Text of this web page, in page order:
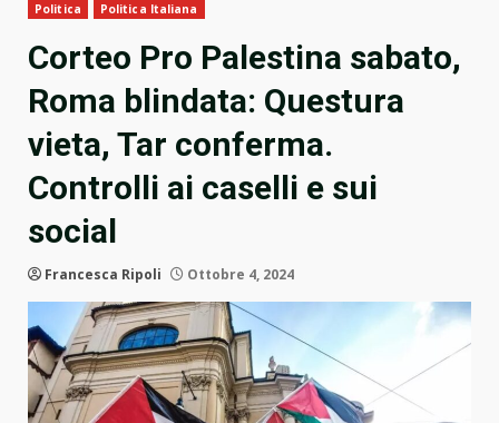
Politica Politica Italiana
Corteo Pro Palestina sabato,
Roma blindata: Questura
vieta, Tar conferma.
Controlli ai caselli e sui
social
Francesca Ripoli Ottobre 4, 2024